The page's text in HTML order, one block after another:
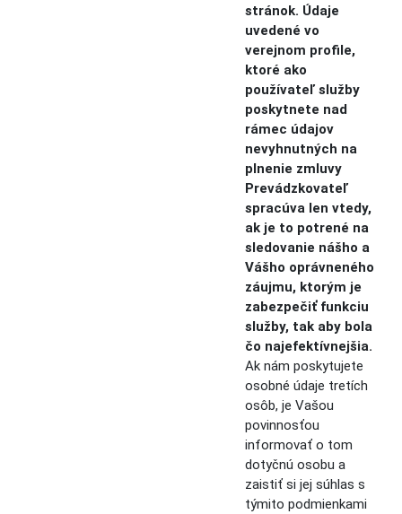
stránok. Údaje
uvedené vo
verejnom profile,
ktoré ako
používateľ služby
poskytnete nad
rámec údajov
nevyhnutných na
plnenie zmluvy
Prevádzkovateľ
spracúva len vtedy,
ak je to potrené na
sledovanie nášho a
Vášho oprávneného
záujmu, ktorým je
zabezpečiť funkciu
služby, tak aby bola
čo najefektívnejšia.
Ak nám poskytujete
osobné údaje tretích
osôb, je Vašou
povinnosťou
informovať o tom
dotyčnú osobu a
zaistiť si jej súhlas s
týmito podmienkami